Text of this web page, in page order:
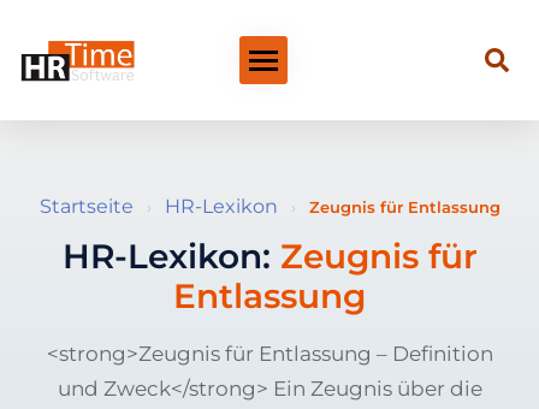
Startseite › HR-Lexikon › Zeugnis für Entlassung
HR-Lexikon: Zeugnis für
Entlassung
<strong>Zeugnis für Entlassung – Definition
und Zweck</strong> Ein Zeugnis über die